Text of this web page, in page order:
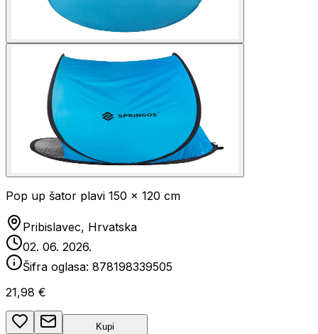
Pop up šator plavi 150 x 120 cm
Pribislavec, Hrvatska
02. 06. 2026.
Šifra oglasa: 878198339505
21,98 €
Kupi